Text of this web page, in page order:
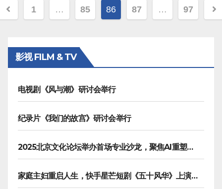
1 … 85 86 87 … 97
影视 FILM & TV
电视剧《风与潮》研讨会举行
纪录片《我们的故宫》研讨会举行
2025北京文化论坛举办首场专业沙龙，聚焦AI重塑内容生产
家庭主妇重启人生，快手星芒短剧《五十风华》上演中年大女主逆袭